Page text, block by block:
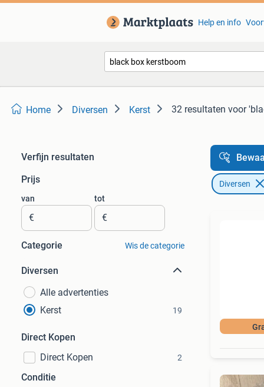
Help en info
Home Diversen Kerst 32 resultaten voor
Verfijn resultaten
Prijs
van
€
tot
€
Categorie Wis de categorie
Diversen
Alle advertenties
Kerst
19
Direct Kopen
Direct Kopen
2
Conditie
Diversen